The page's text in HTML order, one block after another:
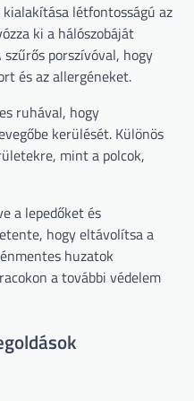
létfontosságú az
ki a hálószobáját
porszívóval, hogy
és az allergéneket.
ruhával, hogy
kerülését. Különös
mint a polcok,
a lepedőket és
hogy eltávolítsa a
huzatok
a további védelem